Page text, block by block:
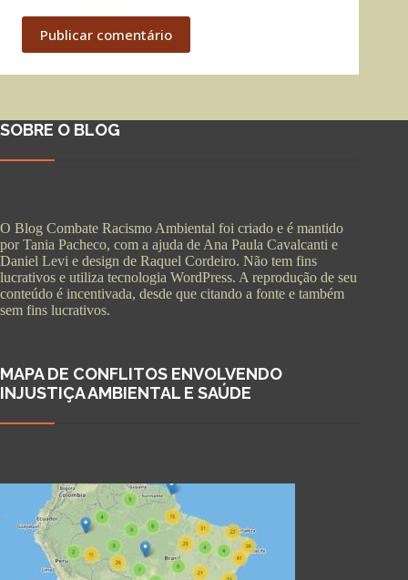
Publicar comentário
SOBRE O BLOG
O Blog Combate Racismo Ambiental foi criado e é mantido
por Tania Pacheco, com a ajuda de Ana Paula Cavalcanti e
Daniel Levi e design de Raquel Cordeiro. Não tem fins
lucrativos e utiliza tecnologia WordPress. A reprodução de seu
conteúdo é incentivada, desde que citando a fonte e também
sem fins lucrativos.
MAPA DE CONFLITOS ENVOLVENDO
INJUSTIÇA AMBIENTAL E SAÚDE